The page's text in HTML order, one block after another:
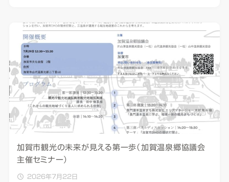
加賀市観光の未来が見える第一歩（加賀温泉郷協議会
主催セミナー）
2026年7月22日